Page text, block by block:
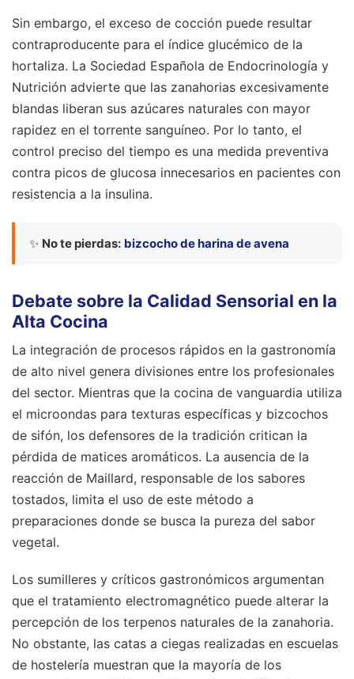
Sin embargo, el exceso de cocción puede resultar
contraproducente para el índice glucémico de la
hortaliza. La Sociedad Española de Endocrinología y
Nutrición advierte que las zanahorias excesivamente
blandas liberan sus azúcares naturales con mayor
rapidez en el torrente sanguíneo. Por lo tanto, el
control preciso del tiempo es una medida preventiva
contra picos de glucosa innecesarios en pacientes con
resistencia a la insulina.
✨ No te pierdas: bizcocho de harina de avena
Debate sobre la Calidad Sensorial en la
Alta Cocina
La integración de procesos rápidos en la gastronomía
de alto nivel genera divisiones entre los profesionales
del sector. Mientras que la cocina de vanguardia utiliza
el microondas para texturas específicas y bizcochos
de sifón, los defensores de la tradición critican la
pérdida de matices aromáticos. La ausencia de la
reacción de Maillard, responsable de los sabores
tostados, limita el uso de este método a
preparaciones donde se busca la pureza del sabor
vegetal.
Los sumilleres y críticos gastronómicos argumentan
que el tratamiento electromagnético puede alterar la
percepción de los terpenos naturales de la zanahoria.
No obstante, las catas a ciegas realizadas en escuelas
de hostelería muestran que la mayoría de los